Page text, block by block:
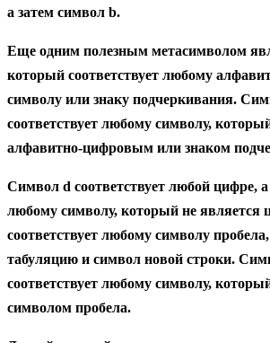
а затем символ b.
Еще одним полезным метасимволом
который соответствует любому
символу или знаку подчеркивания.
соответствует любому символу,
алфавитно-цифровым или знаком
Символ d соответствует любой цифре,
любому символу, который не является
соответствует любому символу
табуляцию и символ новой строки.
соответствует любому символу,
символом пробела.